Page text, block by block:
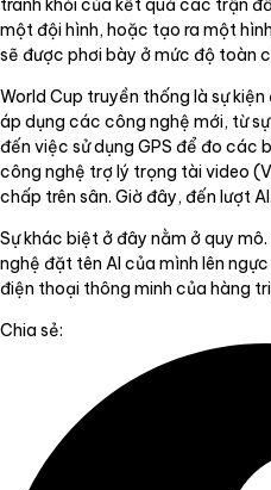
tránh khỏi của kết quả các trận
một đội hình, hoặc tạo ra một
sẽ được phơi bày ở mức độ toàn
World Cup truyền thống là sự
áp dụng các công nghệ mới, từ
đến việc sử dụng GPS để đo các
công nghệ trợ lý trọng tài video
chấp trên sân. Giờ đây, đến lượt AI.
Sự khác biệt ở đây nằm ở quy
nghệ đặt tên AI của mình lên
điện thoại thông minh của hàng
Chia sẻ: